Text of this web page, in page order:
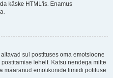
käske HTML'is. Enamus
sul postituses oma emotsioone
lehelt. Katsu nendega mitte
määranud emotikonide limiidi potituse